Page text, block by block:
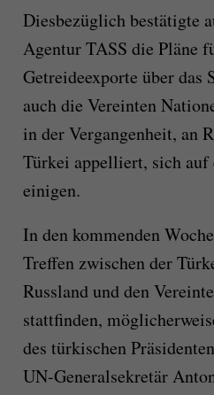
Diesbezüglich bestätigte
Agentur TASS die Pläne
Getreideexporte über das
auch die Vereinten
in der Vergangenheit, an
Türkei appelliert, sich
einigen.
In den kommenden
Treffen zwischen der
Russland und den
stattfinden,
des türkischen
UN-Generalsekretär